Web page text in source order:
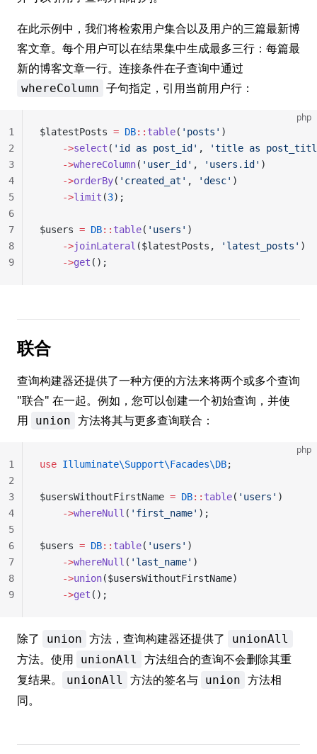
在此示例中，我们将检索用户集合以及用户的三篇最新博
客文章。每个用户可以在结果集中生成最多三行：每篇最
新的博客文章一行。连接条件在子查询中通过
whereColumn 子句指定，引用当前用户行：
php
$latestPosts = DB:: table( 'posts' )
    ->
select ( 'id as post_id' ,
'title as
    ->
whereColumn( 'user_id' , 'users.id' )
    ->
orderBy( 'created_at' , 'desc' )
    ->
limit (3);
$users = DB:: table( 'users' )
    ->
joinLateral ($latestPosts, 'latest_posts' )
    ->
get ();
1
2
3
4
5
6
7
8
9
联合
查询构建器还提供了一种方便的方法来将两个或多个查询
"联合" 在一起。例如，您可以创建一个初始查询，并使
用
union 方法将其与更多查询联合：
php
use Illuminate\Support\Facades\DB;
$usersWithoutFirstName = DB:: table( 'users' )
    ->
whereNull ( 'first_name' );
$users = DB:: table( 'users' )
    ->
whereNull ( 'last_name' )
    ->
union($usersWithoutFirstName)
    ->
get ();
1
2
3
4
5
6
7
8
9
除了 union 方法，查询构建器还提供了 unionAll
方法。使用 unionAll
方法组合的查询不会删除其重
复结果。
unionAll 方法的签名与 union 方法相
同。